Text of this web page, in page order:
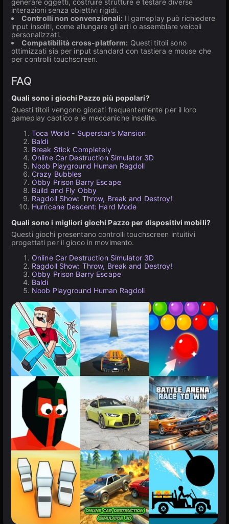
generare oggetti, costruire strutture e testare diverse
interazioni senza obiettivi rigidi.
Controlli non convenzionali: Il gameplay può richiedere
input insoliti, come allungare gli arti o assemblare veicoli
personalizzati.
Compatibilità cross-platform: Questi titoli sono
ottimizzati sia per input standard con tastiera e mouse che
per controlli touchscreen.
FAQ
Quali sono i giochi Pazzo più popolari?
Questi titoli vengono giocati frequentemente per il loro
gameplay caotico e le meccaniche insolite.
Toca World - Superstar's Mansion
Baldi
Break Stick Completely
Online Car Destruction Simulator 3D
Noob Playground Human Ragdoll
Crazy Bubbles
Obby Prison Barry Escape
Build and Fly Obby
Ragdoll Show: Throw, Break and Destroy!
Hurricane Descent: Hard Mode
Quali sono i migliori giochi Pazzo per dispositivi mobili?
Questi giochi presentano controlli touchscreen intuitivi
progettati per il gioco in movimento.
Online Car Destruction Simulator 3D
Ragdoll Show: Throw, Break and Destroy!
Obby Prison Barry Escape
Baldi
Noob Playground Human Ragdoll